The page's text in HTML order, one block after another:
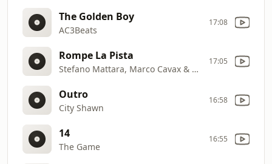
The Golden Boy
AC3Beats
17:08
Rompe La Pista
Stefano Mattara, Marco Cavax & Luca Peruzzi
17:05
Outro
City Shawn
16:58
14
The Game
16:55